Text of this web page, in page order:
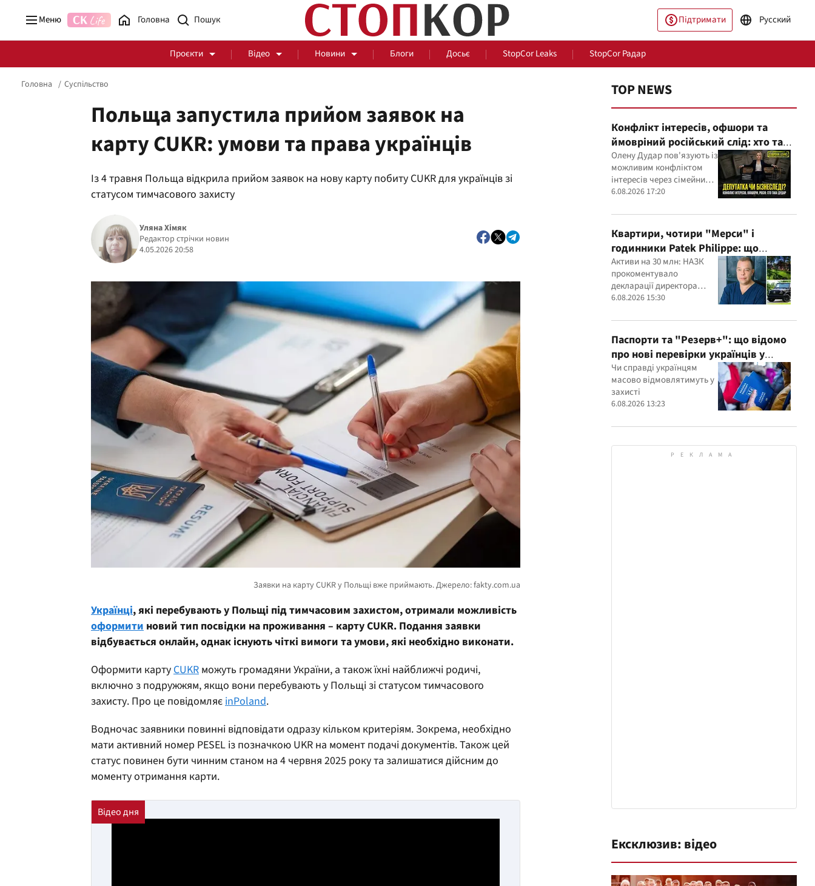
Меню Головна Підтримати Русский
Проєкти Відео Новини Блоги Досьє StopCor Leaks StopCor Радар
Стоп Політичній Корупції Чесні закупівлі За парканом
Здоров'я Події
Головна Суспільство
Польща запустила прийом заявок на
карту CUKR: умови та права українців
Із 4 травня Польща відкрила прийом заявок на нову карту побиту CUKR для українців зі
статусом тимчасового захисту
Уляна Хімяк
Редактор стрічки новин
4.05.2026 20:58
Українці, які перебувають у Польщі під тимчасовим захистом, отримали можливість
оформити новий тип посвідки на проживання – карту CUKR. Подання заявки
відбувається онлайн, однак існують чіткі вимоги та умови, які необхідно виконати.
Оформити карту CUKR можуть громадяни України, а також їхні найближчі родичі,
включно з подружжям, якщо вони перебувають у Польщі зі статусом тимчасового
захисту. Про це повідомляє inPoland.
Водночас заявники повинні відповідати одразу кільком критеріям. Зокрема, необхідно
мати активний номер PESEL із позначкою UKR на момент подачі документів. Також цей
статус повинен бути чинним станом на 4 червня 2025 року та залишатися дійсним до
моменту отримання карти.
TOP NEWS
Конфлікт інтересів, офшори та
ймовріний російський слід: хто така
Олена Дудар
Олену Дудар пов'язують із
можливим конфліктом
інтересів через сімейний
будівельний бізнес,
справи
6.08.2026 17:20
Квартири, чотири "Мерси" і
годинники Patek Philippe: що
показала перевірка декларацій
керівника дитячого кардіоцентру
Маньковського і що каже НАЗК?
Активи на 30 млн: НАЗК
прокоментувало
декларації директора
кардіоцентру Георгія
6.08.2026 15:30
Паспорти та "Резерв+": що відомо
про нові перевірки українців у
Румунії
Чи справді українцям
масово відмовлятимуть у
захисті
6.08.2026 13:23
Ексклюзив: відео